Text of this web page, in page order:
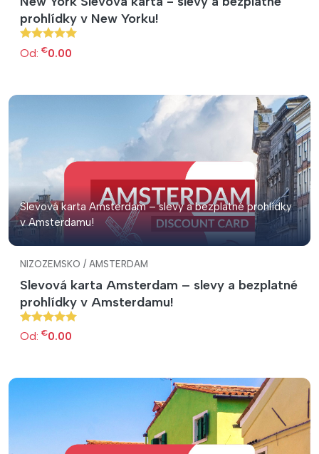
prohlídky v New Yorku!
Od: €0.00
Slevová karta Amsterdam – slevy a bezplatné prohlídky
v Amsterdamu!
NIZOZEMSKO / AMSTERDAM
Slevová karta Amsterdam – slevy a bezplatné
prohlídky v Amsterdamu!
Od: €0.00